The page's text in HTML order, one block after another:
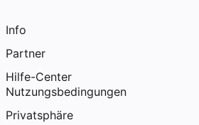
Info
Partner
Hilfe-Center
Nutzungsbedingungen
Privatsphäre